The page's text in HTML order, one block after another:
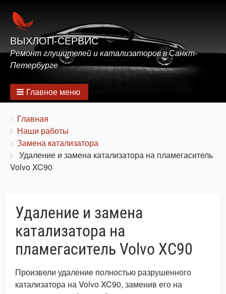
ВЫХЛОП-СЕРВИС
Ремонт глушителей и катализаторов в Санкт-
Петербурге
Главное меню
Строка
навигации
You
are
here:
Главная
Наши работы
Замена катализатора
Удаление и замена катализатора на пламегаситель
Volvo XC90
Удаление и замена
катализатора на
пламегаситель Volvo XC90
Произвели удаление полностью разрушенного
катализатора на Volvo XC90, заменив его на